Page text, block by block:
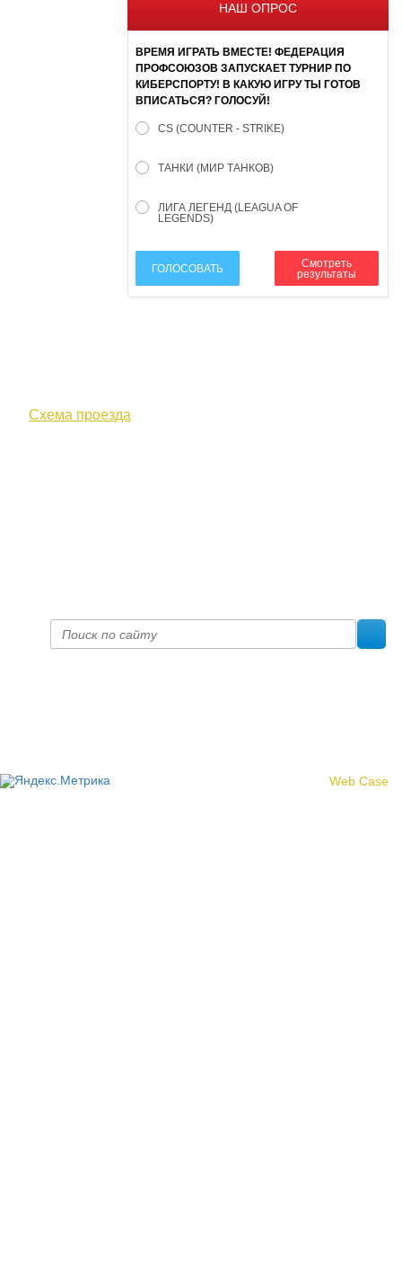
НАШ ОПРОС
ВРЕМЯ ИГРАТЬ ВМЕСТЕ! ФЕДЕРАЦИЯ
ПРОФСОЮЗОВ ЗАПУСКАЕТ ТУРНИР ПО
КИБЕРСПОРТУ! В КАКУЮ ИГРУ ТЫ ГОТОВ
ВПИСАТЬСЯ? ГОЛОСУЙ!
CS (COUNTER - STRIKE)
ТАНКИ (МИР ТАНКОВ)
ЛИГА ЛЕГЕНД (LEAGUA OF
LEGENDS)
ГОЛОСОВАТЬ
Смотреть
результаты
Схема проезда
Web Case